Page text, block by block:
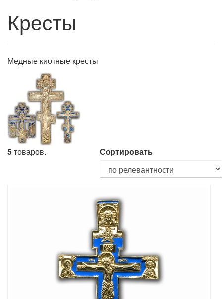
Кресты
Медные киотные кресты
5товаров. Сортировать